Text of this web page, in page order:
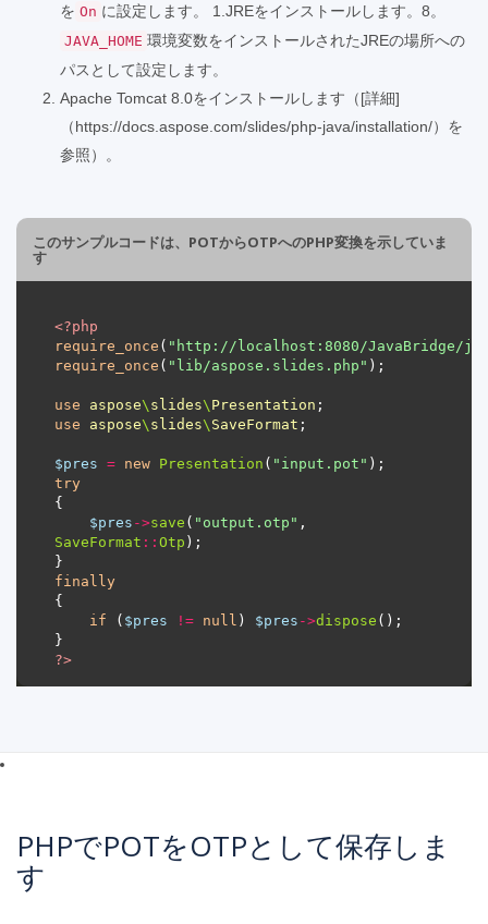
を On に設定します。 1.JREをインストールします。8。
JAVA_HOME 環境変数をインストールされたJREの場所への
パスとして設定します。
Apache Tomcat 8.0をインストールします（[詳細]
（https://docs.aspose.com/slides/php-java/installation/）を
参照）。
このサンプルコードは、POTからOTPへのPHP変換を示していま
す
<?php
require_once ( "http://localhost:8080/JavaBridge/
require_once ( "lib/aspose.slides.php"
use aspose\ slides\ Presentation
use
aspose\ slides\ SaveFormat
$pres = new Presentation ( "input.pot"
try
$pres ->save ( "output.otp"
SaveFormat :: Otp
finally
if ( $pres != null ) $pres ->dispose
?>
PHPでPOTをOTPとして保存しま
す